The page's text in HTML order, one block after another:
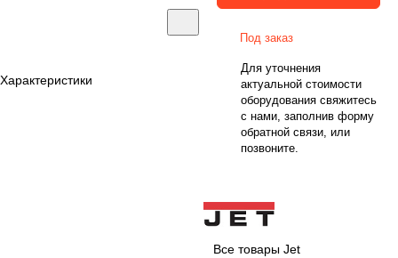
Характеристики
Под заказ
Для уточнения
актуальной стоимости
оборудования свяжитесь
с нами, заполнив форму
обратной связи, или
позвоните.
Все товары Jet